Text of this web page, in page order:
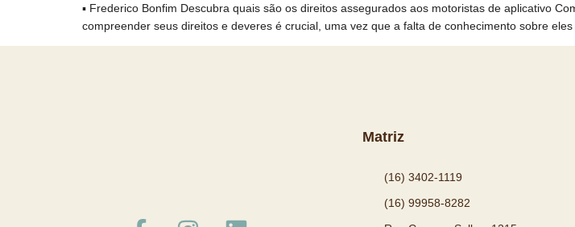
▪️ Frederico Bonfim Descubra quais são os direitos assegurados aos motoristas de aplicativo
compreender seus direitos e deveres é crucial, uma vez que a falta de conhecimento sobre
Matriz
(16) 3402-1119
(16) 99958-8282